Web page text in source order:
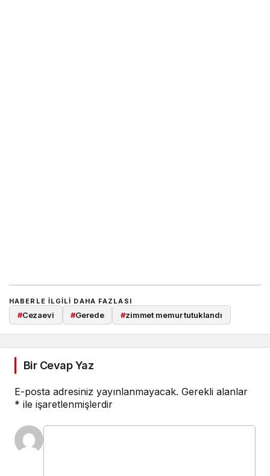
HABERLE ILGILI DAHA FAZLASI
#Cezaevi #Gerede #zimmet memur tutuklandı
Bir Cevap Yaz
E-posta adresiniz yayınlanmayacak. Gerekli alanlar
* ile işaretlenmişlerdir